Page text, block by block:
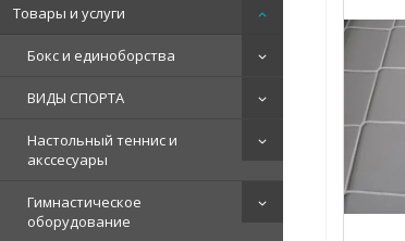
Товары и услуги
Бокс и единоборства
ВИДЫ СПОРТА
Настольный теннис и
акссесуары
Гимнастическое
оборудование